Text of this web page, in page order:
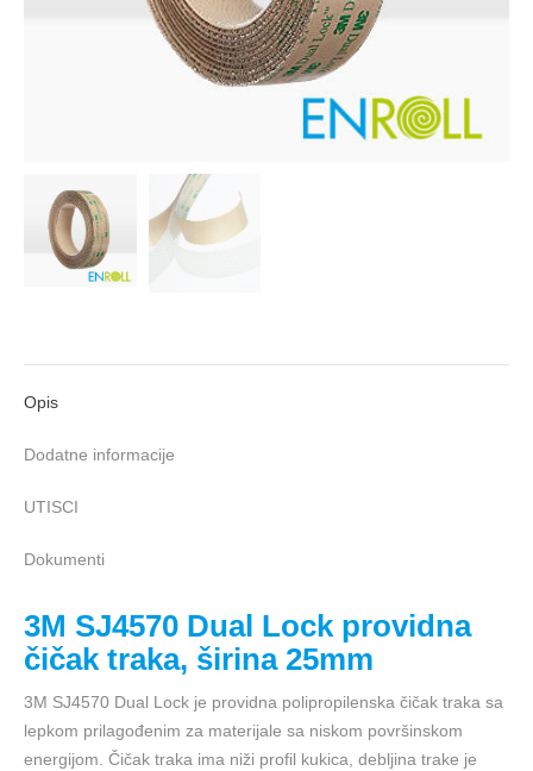
Opis
Dodatne informacije
UTISCI
Dokumenti
3M SJ4570 Dual Lock providna
čičak traka, širina 25mm
3M SJ4570 Dual Lock je providna polipropilenska čičak traka sa
lepkom prilagođenim za materijale sa niskom površinskom
energijom. Čičak traka ima niži profil kukica, debljina trake je